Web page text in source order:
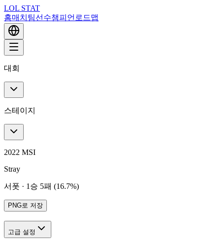
LOL STAT
홈매치 팀선수챔피언 로드맵
대회
스테이지
2022 MSI
Stray
서폿 · 1승 5패 (16.7%)
PNG로 저장
고급 설정